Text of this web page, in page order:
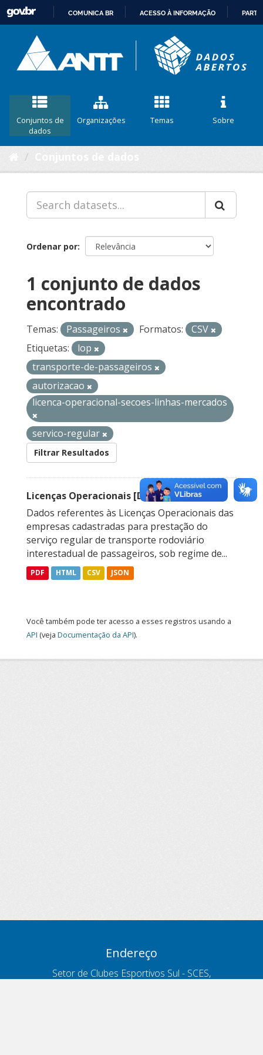
CONTEÚDO
COMUNICA BR ACESSO À INFORMAÇÃO
Conjuntos de
dados
Organizações Temas Sobre
Ordenar por
1 conjunto de dados
encontrado
Temas: Passageiros Formatos:
CSV
Etiquetas:
lop
transporte-de-passageiros
autorizacao
licenca-operacional-secoes-linhas-mercados
servico-regular
Filtrar Resultados
Licenças Operacionais [Descontinuado]
Dados referentes às Licenças Operacionais das
empresas cadastradas para prestação do
serviço regular de transporte rodoviário
interestadual de passageiros, sob regime de...
PDF HTML CSV JSON
Você também pode ter acesso a esses registros usando a
API (veja Documentação da API).
Endereço
Setor de Clubes Esportivos Sul - SCES,